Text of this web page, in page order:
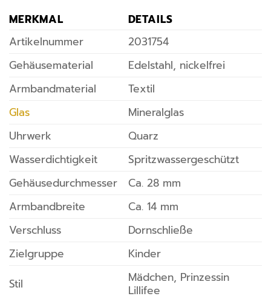
MERKMAL
DETAILS
Artikelnummer
2031754
Gehäusematerial
Edelstahl, nickelfrei
Armbandmaterial
Textil
Glas
Mineralglas
Uhrwerk
Quarz
Wasserdichtigkeit
Spritzwassergeschützt
Gehäusedurchmesser
Ca. 28 mm
Armbandbreite
Ca. 14 mm
Verschluss
Dornschließe
Zielgruppe
Kinder
Stil
Mädchen, Prinzessin
Lillifee